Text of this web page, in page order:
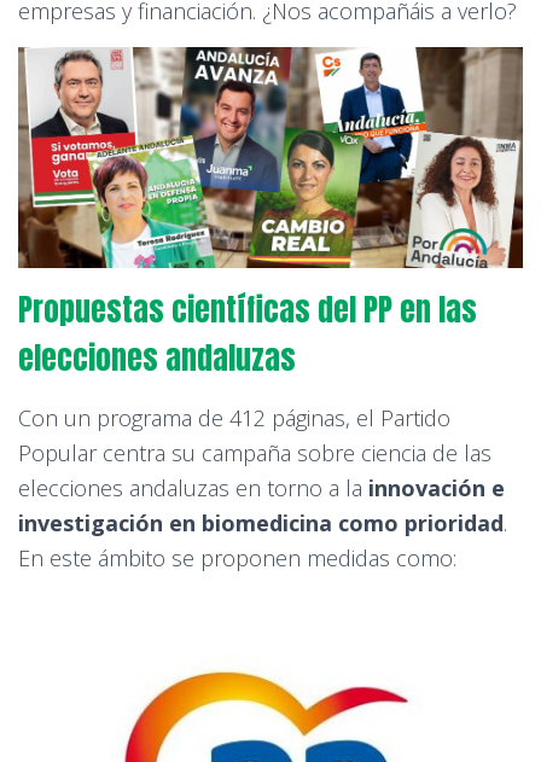
empresas y financiación. ¿Nos acompañáis a verlo?
Propuestas científicas del PP en las
elecciones andaluzas
Con un programa de 412 páginas, el Partido
Popular centra su campaña sobre ciencia de las
elecciones andaluzas en torno a la innovación e
investigación en biomedicina como prioridad.
En este ámbito se proponen medidas como: